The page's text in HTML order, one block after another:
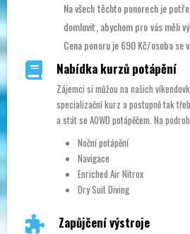
Na všech těchto ponorech je
domluvit, abychom pro vás měli
Cena ponoru je 690 Kč/osoba se
Nabídka kurzů potápění
Zájemci si můžou na našich
specializační kurz a postupně tak
a stát se AOWD potápěčem. Na
Noční potápění
Navigace
Enriched Air Nitrox
Dry Suit Diving
Zapůjčení výstroje